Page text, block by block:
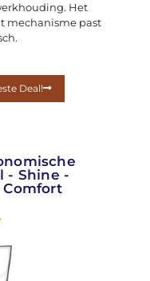
Het
mechanisme past
Deal!
- Shine -